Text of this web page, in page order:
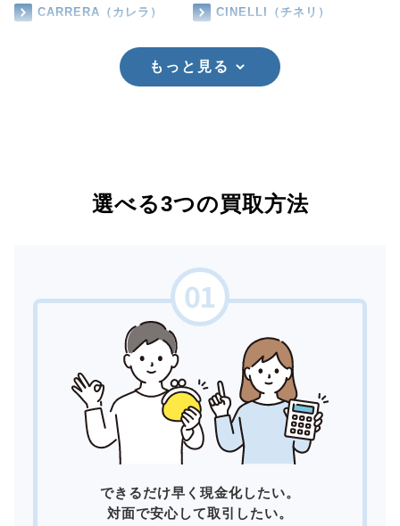
CARRERA（カレラ） CINELLI（チネリ）
もっと見る
選べる3つの買取方法
できるだけ早く現金化したい。
対面で安心して取引したい。